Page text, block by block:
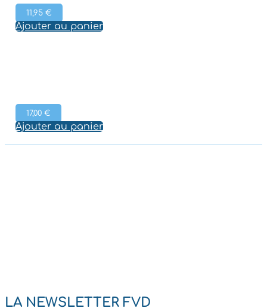
11,95€
Ajouter au panier
17,00€
Ajouter au panier
LA NEWSLETTER FVD